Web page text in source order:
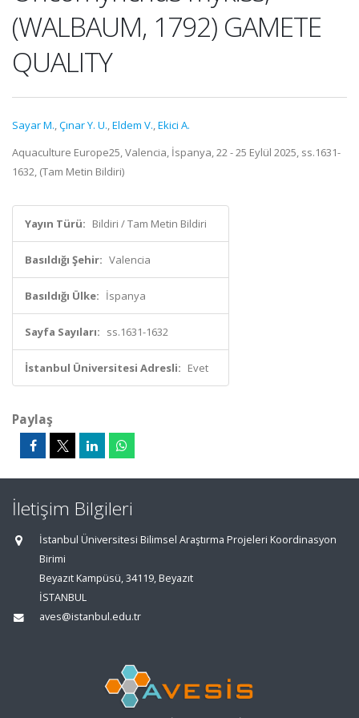
(WALBAUM, 1792) GAMETE
QUALITY
Sayar M.,Çınar Y. U.,Eldem V.,Ekici A.
Aquaculture Europe25, Valencia, İspanya, 22 - 25 Eylül 2025, ss.1631-
1632, (Tam Metin Bildiri)
Yayın Türü: Bildiri / Tam Metin Bildiri
Basıldığı Şehir: Valencia
Basıldığı Ülke: İspanya
Sayfa Sayıları: ss.1631-1632
İstanbul Üniversitesi Adresli: Evet
Paylaş
İletişim Bilgileri
İstanbul Üniversitesi Bilimsel Araştırma Projeleri Koordinasyon
Birimi
Beyazıt Kampüsü, 34119, Beyazıt
İSTANBUL
aves@istanbul.edu.tr